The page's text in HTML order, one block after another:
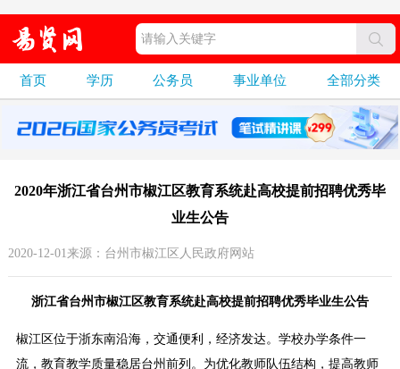
首页 学历 公务员 事业单位 全部分类
2020年浙江省台州市椒江区教育系统赴高校提前招聘优秀毕
业生公告
2020-12-01来源：台州市椒江区人民政府网站
浙江省台州市椒江区教育系统赴高校提前招聘优秀毕业生公告
椒江区位于浙东南沿海，交通便利，经济发达。学校办学条件一
流，教育教学质量稳居台州前列。为优化教师队伍结构，提高教师